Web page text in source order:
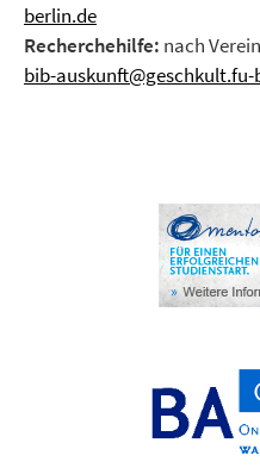
berlin.de
Recherchehilfe: nach
bib-